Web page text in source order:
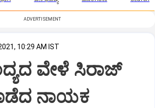
ADVERTISEMENT
10:29 AM IST
ವೇಳೆ ಸಿರಾಜ್
ನಾಯಕ